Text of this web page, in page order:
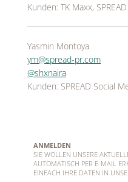
Kunden: TK Maxx,
Yasmin Montoya
ym@spread-pr.com
@shxnaira
Kunden: SPREAD Social
ANMELDEN
SIE WOLLEN UNSERE
AUTOMATISCH PER E-MAIL
EINFACH IHRE DATEN IN